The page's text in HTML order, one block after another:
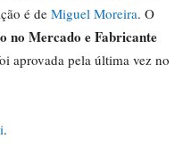
é de Miguel Moreira. O
no Mercado e Fabricante
aprovada pela última vez no
.